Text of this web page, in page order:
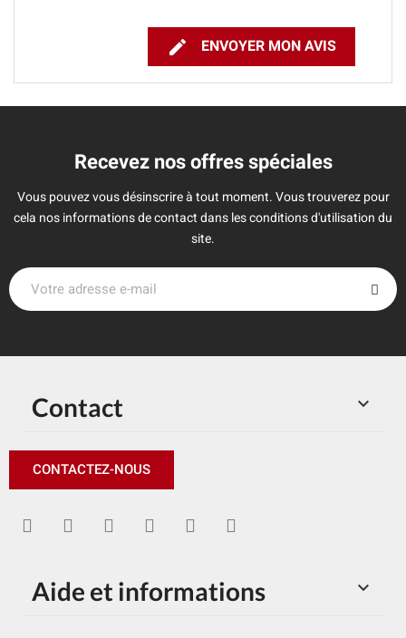
 ENVOYER MON AVIS
Recevez nos offres spéciales
Vous pouvez vous désinscrire à tout moment. Vous trouverez pour
cela nos informations de contact dans les conditions d'utilisation du
site.

Contact
CONTACTEZ-NOUS

Aide et informations